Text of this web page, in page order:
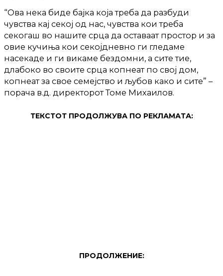
“Ова нека биде бајка која треба да разбуди
чувства кај секој од нас, чувства кои треба
секогаш во нашите срца да оставаат простор и за
овие кучиња кои секојдневно ги гледаме
насекаде и ги викаме бездомни, а сите тие,
длабоко во своите срца копнеат по свој дом,
копнеат за свое семејство и љубов како и сите” –
порача в.д. директорот Томе Михаилов.
ТЕКСТОТ ПРОДОЛЖУВА ПО РЕКЛАМАТА:
ПРОДОЛЖЕНИЕ: